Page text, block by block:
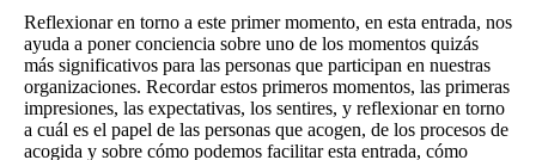
Reflexionar en torno a este primer momento, en esta entrada, nos
ayuda a poner conciencia sobre uno de los momentos quizás
más significativos para las personas que participan en nuestras
organizaciones. Recordar estos primeros momentos, las primeras
impresiones, las expectativas, los sentires, y reflexionar en torno
a cuál es el papel de las personas que acogen, de los procesos de
acogida y sobre cómo podemos facilitar esta entrada, cómo